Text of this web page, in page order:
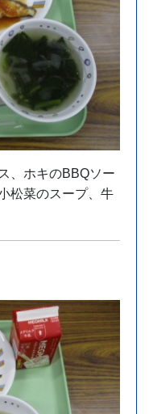
、ホキのBBQソー
松菜のスープ、牛